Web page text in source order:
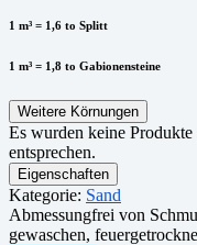
1 m³ = 1,6 to Splitt
1 m³ = 1,8 to Gabionensteine
Weitere Körnungen
Es wurden keine
entsprechen.
Eigenschaften
Kategorie: Sand
Abmessungfrei von
gewaschen,